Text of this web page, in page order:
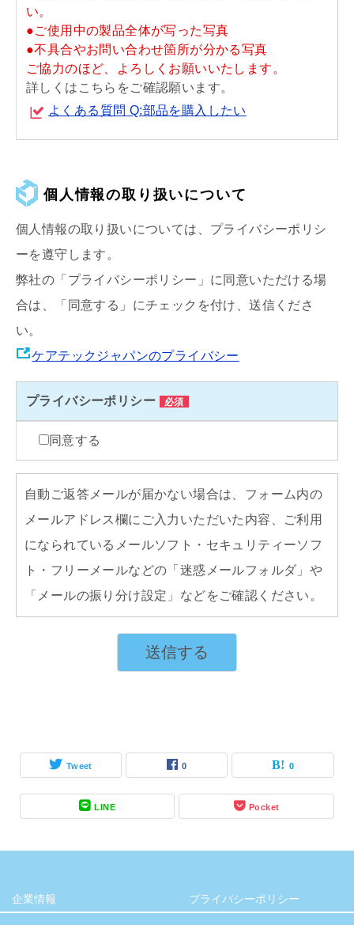
い。
●ご使用中の製品全体が写った写真
●不具合やお問い合わせ箇所が分かる写真
ご協力のほど、よろしくお願いいたします。
詳しくはこちらをご確認願います。
よくある質問 Q:部品を購入したい
個人情報の取り扱いについて
個人情報の取り扱いについては、プライバシーポリシ
ーを遵守します。
弊社の「プライバシーポリシー」に同意いただける場
合は、「同意する」にチェックを付け、送信くださ
い。
ケアテックジャパンのプライバシー
プライバシーポリシー 必須
同意する
自動ご返答メールが届かない場合は、フォーム内の
メールアドレス欄にご入力いただいた内容、ご利用
になられているメールソフト・セキュリティーソフ
ト・フリーメールなどの「迷惑メールフォルダ」や
「メールの振り分け設定」などをご確認ください。
Tweet 0 0
LINE Pocket
企業情報 プライバシーポリシー